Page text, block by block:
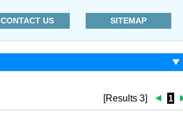
CONTACT US SITEMAP
[Results 3] 1